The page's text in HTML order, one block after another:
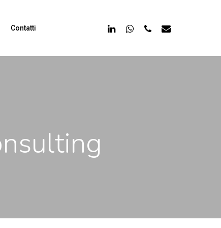
Contatti linkedinwhatsappphone email